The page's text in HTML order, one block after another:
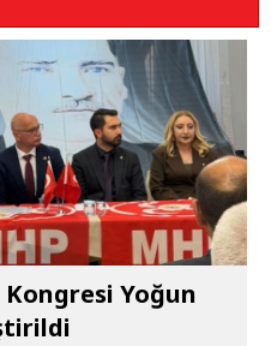
Kongresi Yoğun